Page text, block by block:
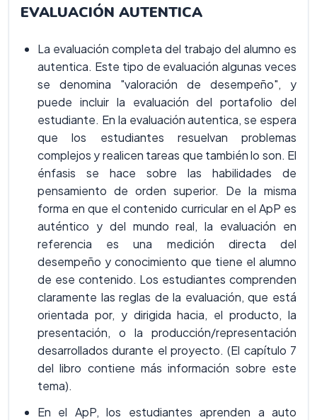
EVALUACIÓN AUTENTICA
La evaluación completa del trabajo del alumno es
autentica. Este tipo de evaluación algunas veces
se denomina "valoración de desempeño", y
puede incluir la evaluación del portafolio del
estudiante. En la evaluación autentica, se espera
que los estudiantes resuelvan problemas
complejos y realicen tareas que también lo son. El
énfasis se hace sobre las habilidades de
pensamiento de orden superior. De la misma
forma en que el contenido curricular en el ApP es
auténtico y del mundo real, la evaluación en
referencia es una medición directa del
desempeño y conocimiento que tiene el alumno
de ese contenido. Los estudiantes comprenden
claramente las reglas de la evaluación, que está
orientada por, y dirigida hacia, el producto, la
presentación, o la producción/representación
desarrollados durante el proyecto. (El capítulo 7
del libro contiene más información sobre este
tema).
En el ApP, los estudiantes aprenden a auto